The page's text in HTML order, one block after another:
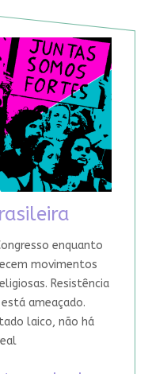
enquanto
movimentos
Resistência
ameaçado.
laico, não há